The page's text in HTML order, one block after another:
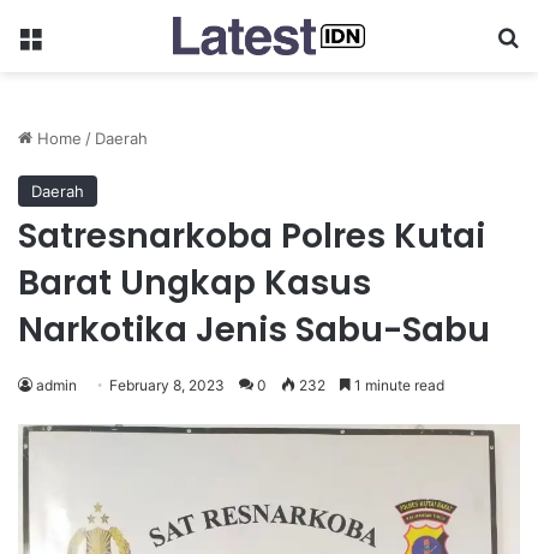
Menu
Home / Daerah
Daerah
Satresnarkoba Polres Kutai
Barat Ungkap Kasus
Narkotika Jenis Sabu-Sabu
admin February 8, 2023 0 232 1 minute read